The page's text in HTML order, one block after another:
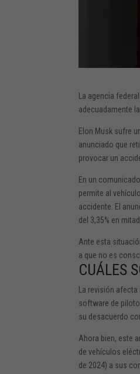
La agencia
adecuadamente
Elon Musk sufre
anunciado que
provocar un
En un
permite al
accidente. El
del 3,35% en
Ante esta
a que no es
CUÁLES
La revisión
software de piloto
su desacuerdo
Ahora bien, este
de vehículos
de 2024) a sus